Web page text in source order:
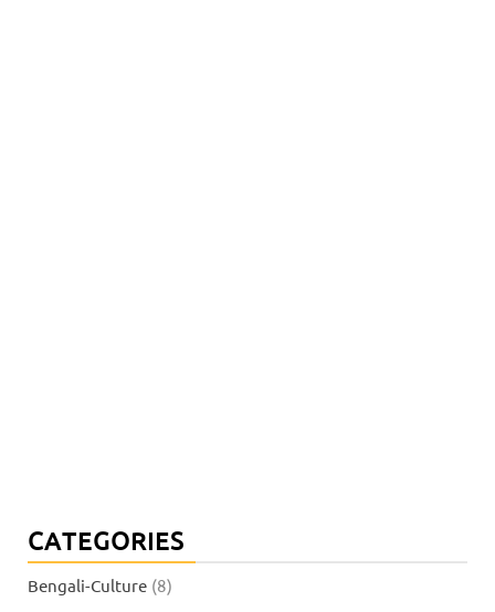
CATEGORIES
Bengali-Culture (8)